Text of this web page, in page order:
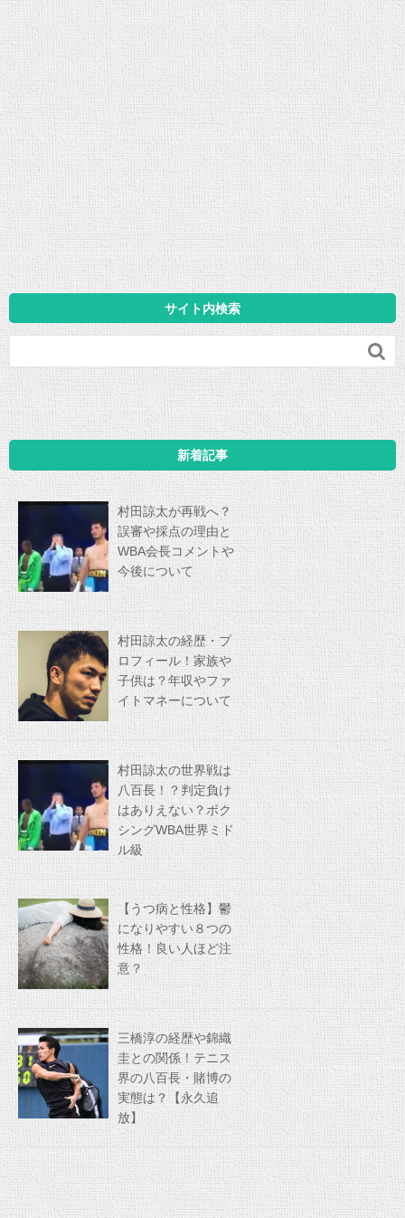
サイト内検索

新着記事
村田諒太が再戦へ？
誤審や採点の理由と
WBA会長コメントや
今後について
村田諒太の経歴・プ
ロフィール！家族や
子供は？年収やファ
イトマネーについて
村田諒太の世界戦は
八百長！？判定負け
はありえない？ボク
シングWBA世界ミド
ル級
【うつ病と性格】鬱
になりやすい８つの
性格！良い人ほど注
意？
三橋淳の経歴や錦織
圭との関係！テニス
界の八百長・賭博の
実態は？【永久追
放】